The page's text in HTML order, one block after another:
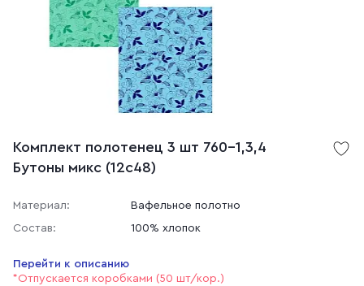
Комплект полотенец 3 шт 760-1,3,4
Бутоны микс (12с48)
Материал:
Вафельное полотно
Состав:
100% хлопок
Перейти к описанию
*Отпускается коробками (50 шт/кор.)